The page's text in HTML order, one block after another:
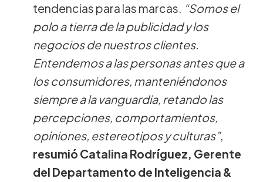
tendencias para las marcas. “Somos el
polo a tierra de la publicidad y los
negocios de nuestros clientes.
Entendemos a las personas antes que a
los consumidores, manteniéndonos
siempre a la vanguardia, retando las
percepciones, comportamientos,
opiniones, estereotipos y culturas”,
resumió Catalina Rodríguez, Gerente
del Departamento de Inteligencia &